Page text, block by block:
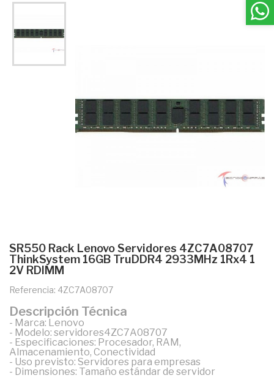
SR550 Rack Lenovo Servidores 4ZC7A08707
ThinkSystem 16GB TruDDR4 2933MHz 1Rx4 1
2V RDIMM
Referencia: 4ZC7A08707
Descripción Técnica
- Marca: Lenovo
- Modelo: servidores4ZC7A08707
- Especificaciones: Procesador, RAM,
Almacenamiento, Conectividad
- Uso previsto: Servidores para empresas
- Dimensiones: Tamaño estándar de servidor